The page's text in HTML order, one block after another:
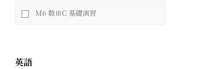
M6 数ⅢC 基礎演習
英語